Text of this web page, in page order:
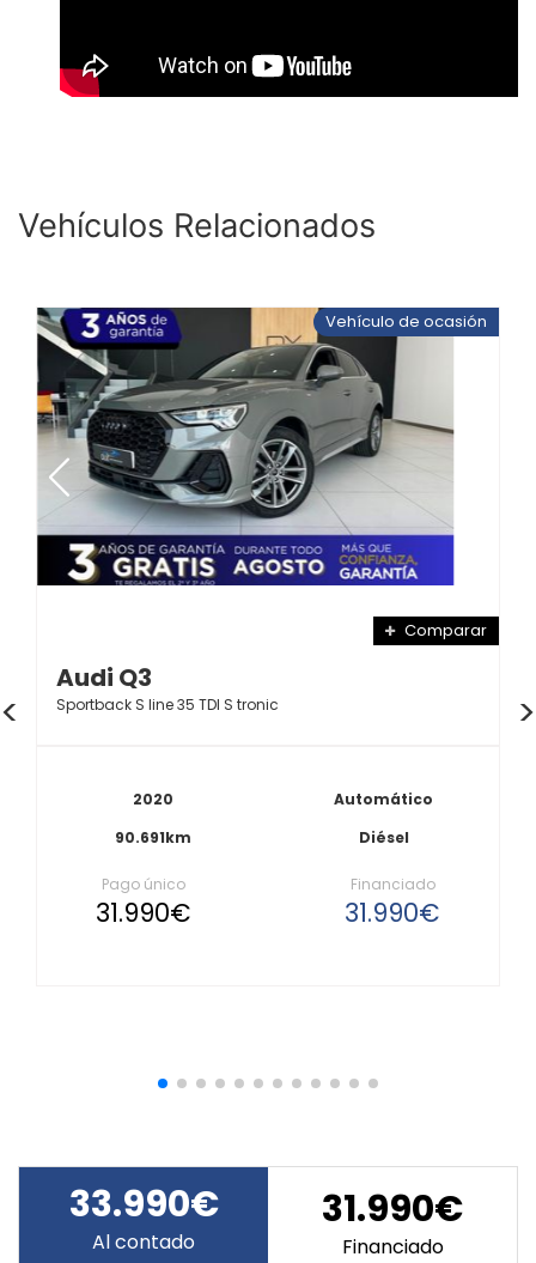
Vehículos Relacionados
Vehículo de ocasión
Comparar
Audi Q3
Sportback S line 35 TDI S tronic
2020
90.691km
Automático
Diésel
Pago único
31.990€
Financiado
31.990€
33.990€
Al contado
31.990€
Financiado